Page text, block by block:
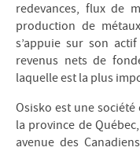
redevances, flux de
production de
s’appuie sur son
revenus nets de
laquelle est la plus
Osisko est une
la province de
avenue des